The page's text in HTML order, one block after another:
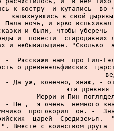
к костру  и кутались  во
запахнувшись в свой
Пала ночь, и ярко
и были, чтобы уберечь
и  повести
и небывальщине.
-  Расскажи нам  про Гил-
о древнеэльфийских
- Да уж, конечно, знаю, -
эта древняя
Мерри и Пин
- Нет,  я очень  немного
проговорил  он. -
царей  Средиземья.
Вместе с воинством друга